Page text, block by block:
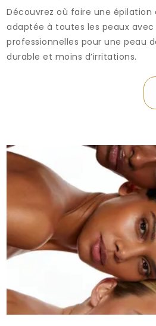
Découvrez où faire une
adaptée à toutes les peaux
professionnelles pour une peau
durable et moins d’irritations.